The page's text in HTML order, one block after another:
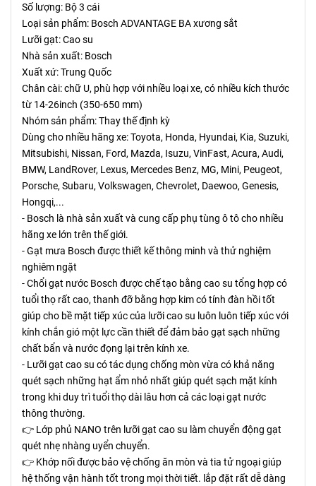
Số lượng: Bộ 3 cái
Loại sản phẩm: Bosch ADVANTAGE BA xương sắt
Lưỡi gạt: Cao su
Nhà sản xuất: Bosch
Xuất xứ: Trung Quốc
Chân cài: chữ U, phù hợp với nhiều loại xe, có nhiều kích thước
từ 14-26inch (350-650 mm)
Nhóm sản phẩm: Thay thế định kỳ
Dùng cho nhiều hãng xe: Toyota, Honda, Hyundai, Kia, Suzuki,
Mitsubishi, Nissan, Ford, Mazda, Isuzu, VinFast, Acura, Audi,
BMW, LandRover, Lexus, Mercedes Benz, MG, Mini, Peugeot,
Porsche, Subaru, Volkswagen, Chevrolet, Daewoo, Genesis,
Hongqi,...
- Bosch là nhà sản xuất và cung cấp phụ tùng ô tô cho nhiều
hãng xe lớn trên thế giới.
- Gạt mưa Bosch được thiết kế thông minh và thử nghiệm
nghiêm ngặt
- Chổi gạt nước Bosch được chế tạo bằng cao su tổng hợp có
tuổi thọ rất cao, thanh đỡ bằng hợp kim có tính đàn hồi tốt
giúp cho bề mặt tiếp xúc của lưỡi cao su luôn luôn tiếp xúc với
kính chắn gió một lực cần thiết để đảm bảo gạt sạch những
chất bẩn và nước đọng lại trên kính xe.
- Lưỡi gạt cao su có tác dụng chống mòn vừa có khả năng
quét sạch những hạt ẩm nhỏ nhất giúp quét sạch mặt kính
trong khi duy trì tuổi thọ dài lâu hơn cả các loại gạt nước
thông thường.
👉 Lớp phủ NANO trên lưỡi gạt cao su làm chuyển động gạt
quét nhẹ nhàng uyển chuyển.
👉 Khớp nối được bảo vệ chống ăn mòn và tia tử ngoại giúp
hệ thống vận hành tốt trong mọi thời tiết. lắp đặt rất dễ dàng